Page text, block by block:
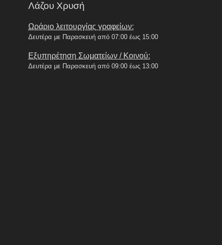
Λάζου Χρυσή
Ωράριο λειτουργίας γραφείων:
Δευτέρα με Παρασκευή από 07:00 έως 15:00
Εξυπηρέτηση Σωματείων / Κοινού:
Δευτέρα με Παρασκευή από 09:00 έως 13:00